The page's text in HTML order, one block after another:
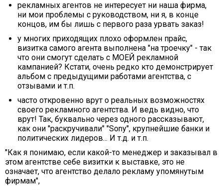
рекламных агентов не интересует ни наша фирма,
ни мои проблемы с руководством, ни я, в конце
концов, им бы лишь с первого раза урвать заказ!
у многих приходящих плохо оформлен прайс,
визитка самого агента выполнена "на троечку" - так
что они смогут сделать с МОЕЙ рекламной
кампанией? Кстати, очень редко кто демонстрирует
альбом с предыдущими работами агентства, с
отзывами и т.п.
часто откровенно врут о реальных возможностях
своего рекламного агентства. И ведь видно, что
врут! Так, буквально через одного рассказывают,
как они "раскручивали" "Sony", крупнейшие банки и
политических лидеров... И т.д. и т.п.
"Как я понимаю, если какой-то менеджер и заказывал в
этом агентстве себе визитки к выставке, это не
означает, что агентство делало рекламу упомянутым
фирмам",